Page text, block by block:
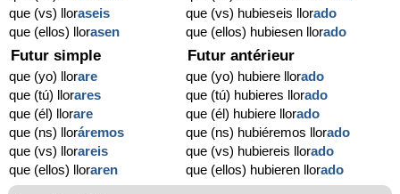
que (vs) lloraseis
que (ellos) llorasen
que (vs) hubieseis llorado
que (ellos) hubiesen llorado
Futur simple
que (yo) llorare
que (tú) llorares
que (él) llorare
que (ns) lloráremos
que (vs) llorareis
que (ellos) lloraren
Futur antérieur
que (yo) hubiere llorado
que (tú) hubieres llorado
que (él) hubiere llorado
que (ns) hubiéremos llorado
que (vs) hubiereis llorado
que (ellos) hubieren llorado